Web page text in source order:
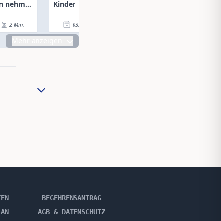
nehmen
2 Min.
Kinder
03.07.26
BEGEHRENSANTRAG
AGB & DATENSCHUTZ